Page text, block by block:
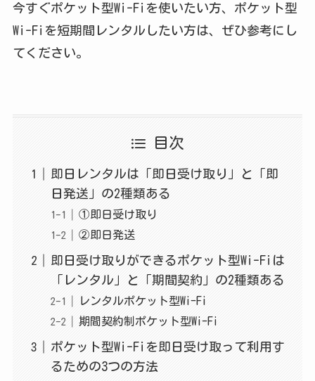
今すぐポケット型Wi-Fiを使いたい方、ポケット型
Wi-Fiを短期間レンタルしたい方は、ぜひ参考にし
てください。
目次
即日レンタルは「即日受け取り」と「即
日発送」の2種類ある
①即日受け取り
②即日発送
即日受け取りができるポケット型Wi-Fiは
「レンタル」と「期間契約」の2種類ある
レンタルポケット型Wi-Fi
期間契約制ポケット型Wi-Fi
ポケット型Wi-Fiを即日受け取って利用す
るための3つの方法